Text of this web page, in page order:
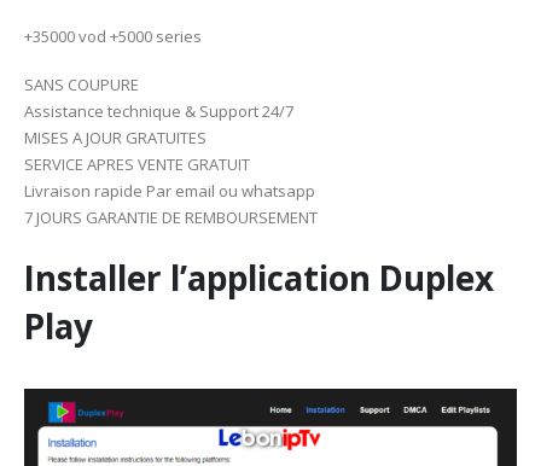
+35000 vod +5000 series
SANS COUPURE
Assistance technique & Support 24/7
MISES A JOUR GRATUITES
SERVICE APRES VENTE GRATUIT
Livraison rapide Par email ou whatsapp
7 JOURS GARANTIE DE REMBOURSEMENT
Installer l’application Duplex
Play